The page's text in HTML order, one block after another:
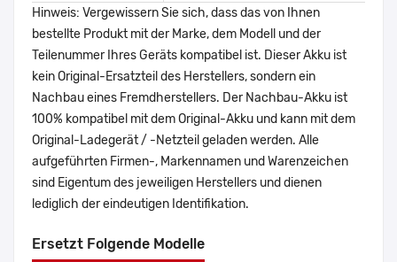
Hinweis: Vergewissern Sie sich, dass das von Ihnen
bestellte Produkt mit der Marke, dem Modell und der
Teilenummer Ihres Geräts kompatibel ist. Dieser Akku ist
kein Original-Ersatzteil des Herstellers, sondern ein
Nachbau eines Fremdherstellers. Der Nachbau-Akku ist
100% kompatibel mit dem Original-Akku und kann mit dem
Original-Ladegerät / -Netzteil geladen werden. Alle
aufgeführten Firmen-, Markennamen und Warenzeichen
sind Eigentum des jeweiligen Herstellers und dienen
lediglich der eindeutigen Identifikation.
Ersetzt Folgende Modelle